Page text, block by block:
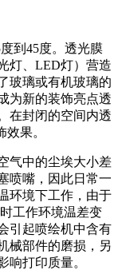
到45度。透光膜
灯、LED灯）营造
玻璃或有机玻璃的
为新的装饰亮点透
在封闭的空间内透
果。
气中的尘埃大小差
喷嘴，因此日常一
环境下工作，由于
工作环境温差变
引起喷绘机中含有
械部件的磨损，另
响打印质量。